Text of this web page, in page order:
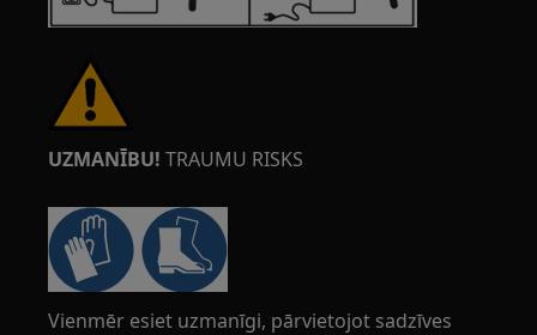
UZMANĪBU! TRAUMU RISKS
Vienmēr esiet uzmanīgi, pārvietojot sadzīves